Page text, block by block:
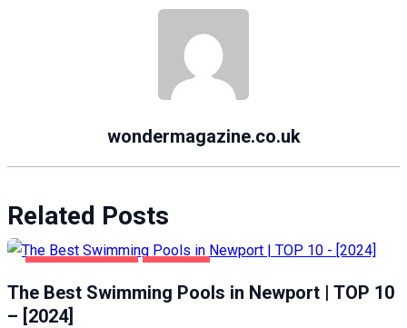
wondermagazine.co.uk
Related Posts
The Best Swimming Pools in Newport | TOP 10
– [2024]